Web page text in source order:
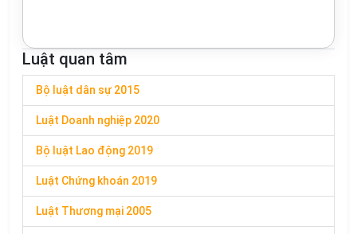
Luật quan tâm
Bộ luật dân sự 2015
Luật Doanh nghiệp 2020
Bộ luật Lao động 2019
Luật Chứng khoán 2019
Luật Thương mại 2005